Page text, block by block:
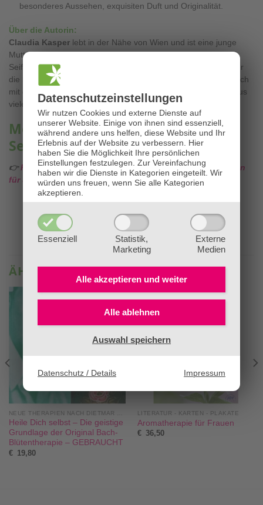
Datenschutz­einstellungen
Wir nutzen Cookies und externe Dienste auf
unserer Website. Einige von ihnen sind essenziell,
während andere uns helfen, diese Website und Ihr
Erlebnis auf der Website zu verbessern. Hier
haben Sie die Möglichkeit Ihre persönlichen
Einstellungen festzulegen. Zur Vereinfachung
haben wir die Dienste in Kategorien eingeteilt. Wir
würden uns freuen, wenn Sie alle Kategorien
akzeptieren.
Essenziell
Statistik,
Marketing
Externe
Medien
Alle akzeptieren und weiter
Alle ablehnen
Auswahl speichern
Datenschutz / Details Impressum
besonderes Aussehen, exquisiten Duft und Originalität.
Über die Autorin:
Claudia Kasper lebt in der Nähe von Wien und ist eine junge
Mutter. Sie ist eine Expertin bei „Hobbyseifensiedern“ mit
Seifenworkshops, Internetauftritten und Vorträgen. Den Duft für
die Seifen findet sie in der Natur. Claudia Kaspar beschäftigt sich
mit der Geschichte der Seifensiederei, sie sammelt Rezepte aus
vielen verschiedenen Ländern.
Mehr über Seifensieden &
Seifenherstellung lernen?
👉 Klicken Sie HIER für alle Infos zu unseren Ausbildungen
für Seifensieden & mehr!
ÄHNLICHE PRODUKTE
Heile Dich selbst – Die geistige
Grundlage der Original Bach-
Blütentherapie – GEBRAUCHT
€ 19,80
LITERATUR - KARTEN - PLAKATE
Aromatherapie für Frauen
€ 36,50